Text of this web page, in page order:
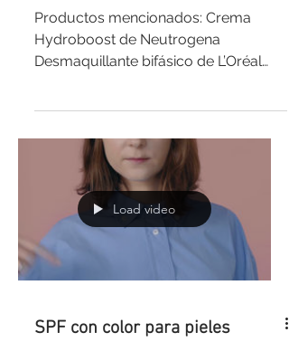
Productos mencionados: Crema
Hydroboost de Neutrogena
Desmaquillante bifásico de L’Oréal
Load video
SPF con color para pieles